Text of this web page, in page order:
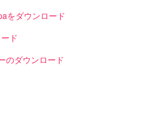
をダウンロード
ド
のダウンロード